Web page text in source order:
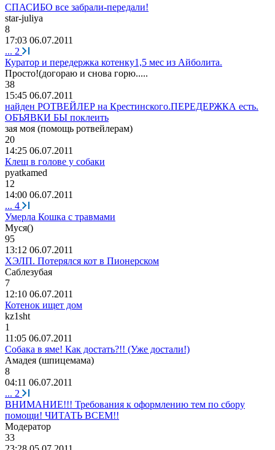
СПАСИБО все забрали-передали!
star-juliya
8
17:03 06.07.2011
... 2
Куратор и передержка котенку1,5 мес из Айболита.
Просто!(догораю и снова горю.....
38
15:45 06.07.2011
найден РОТВЕЙЛЕР на Крестинского.ПЕРЕДЕРЖКА есть.
ОБЪЯВКИ БЫ поклеить
зая моя (помощь ротвейлерам)
20
14:25 06.07.2011
Клещ в голове у собаки
pyatkamed
12
14:00 06.07.2011
... 4
Умерла Кошка с травмами
Муся()
95
13:12 06.07.2011
ХЭЛП. Потерялся кот в Пионерском
Саблезубая
7
12:10 06.07.2011
Котенок ищет дом
kz1sht
1
11:05 06.07.2011
Собака в яме! Как достать?!! (Уже достали!)
Амадея (шпицемама)
8
04:11 06.07.2011
... 2
ВНИМАНИЕ!!! Требования к оформлению тем по сбору
помощи! ЧИТАТЬ ВСЕМ!!
Модератор
33